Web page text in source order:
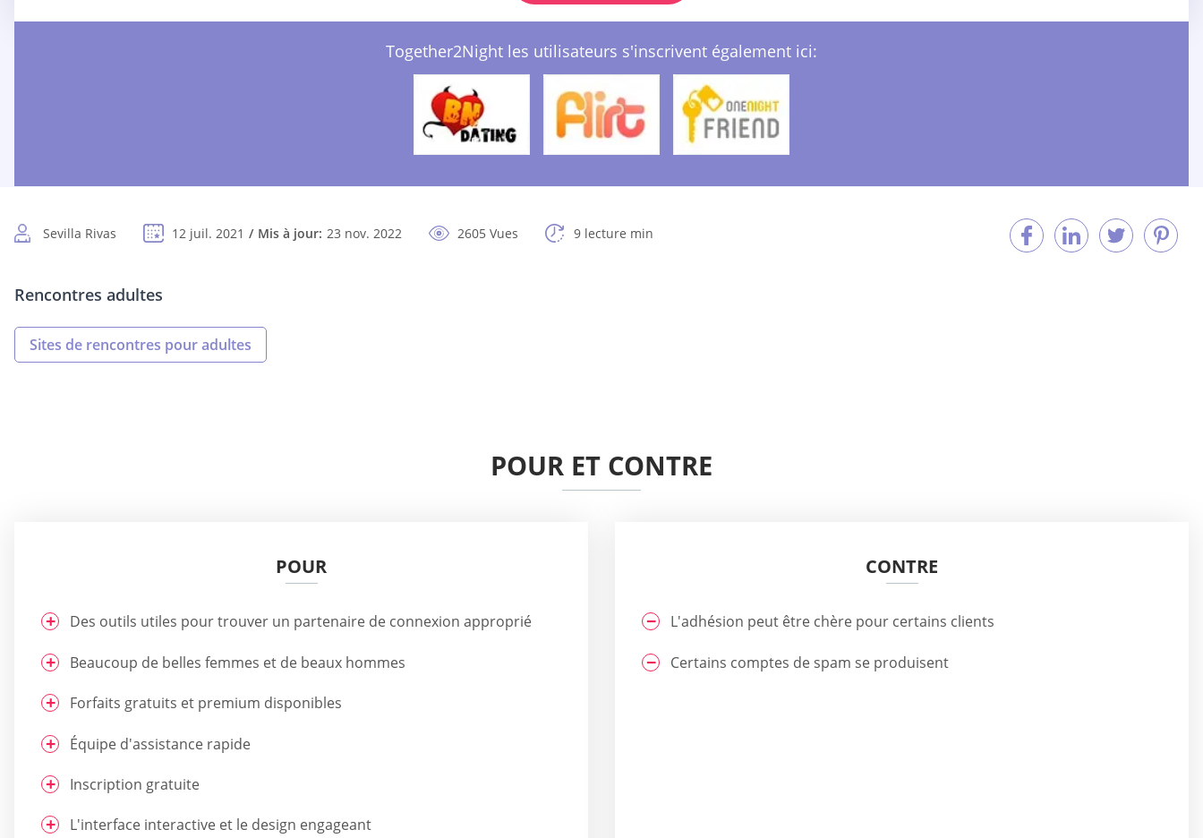
Together2Night les utilisateurs s'inscrivent également ici:
Sevilla Rivas 12 juil. 2021 Mis à jour: 23 nov. 2022 2605 Vues 9 lecture min
Rencontres adultes
Sites de rencontres pour adultes
POUR ET CONTRE
POUR
Des outils utiles pour trouver un partenaire de connexion approprié
Beaucoup de belles femmes et de beaux hommes
Forfaits gratuits et premium disponibles
Équipe d'assistance rapide
Inscription gratuite
L'interface interactive et le design engageant
CONTRE
L'adhésion peut être chère pour certains clients
Certains comptes de spam se produisent